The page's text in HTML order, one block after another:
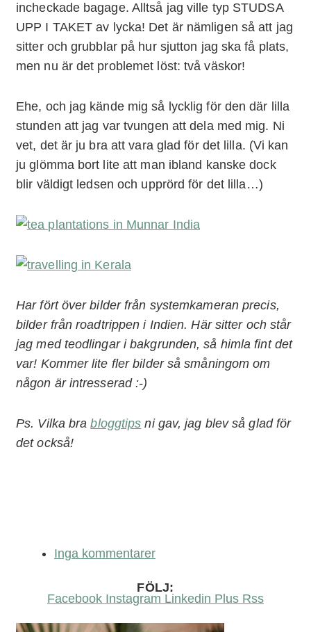
incheckade bagage. Alltså jag ville typ STUDSA
UPP I TAKET av lycka! Det är nämligen så att jag
sitter och grubblar på hur sjutton jag ska få plats,
men nu är det problemet löst: två väskor!
Ehe, och jag kände mig så lycklig för den där lilla
stunden att jag var tvungen att dela med mig. Ni
vet, det är ju bra att vara glad för det lilla. (Vi kan
ju glömma bort lite att man ibland kanske dock
blir väldigt ledsen och upprörd för det lilla…)
Har fört över bilder från systemkameran precis,
bilder från roadtrippen i Indien. Här sitter och står
jag med teodlingar i bakgrunden, så himla fint det
var! Kommer lite fler bilder så småningom om
någon är intresserad :-)
Ps. Vilka brabloggtips ni gav, jag blev så glad för
det också!
Inga kommentarer
FÖLJ:
Facebook Instagram Linkedin Plus Rss